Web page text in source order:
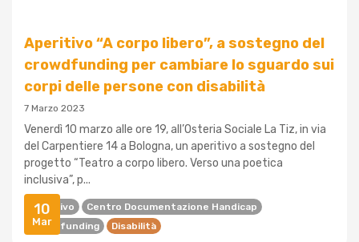
10
Mar
Aperitivo “A corpo libero”, a sostegno del
crowdfunding per cambiare lo sguardo sui
corpi delle persone con disabilità
7 Marzo 2023
Venerdì 10 marzo alle ore 19, all’Osteria Sociale La Tiz, in via
del Carpentiere 14 a Bologna, un aperitivo a sostegno del
progetto “Teatro a corpo libero. Verso una poetica
inclusiva”, p...
Aperitivo
Centro Documentazione Handicap
Crowdfunding
Disabilità